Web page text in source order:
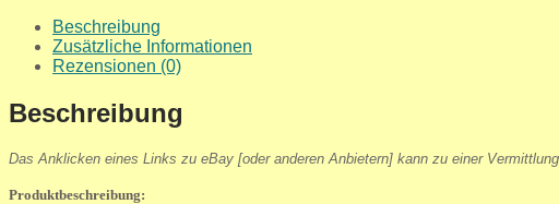
Beschreibung
Zusätzliche Informationen
Rezensionen (0)
Beschreibung
Das Anklicken eines Links zu eBay [oder anderen Anbietern] kann zu einer
Produktbeschreibung: